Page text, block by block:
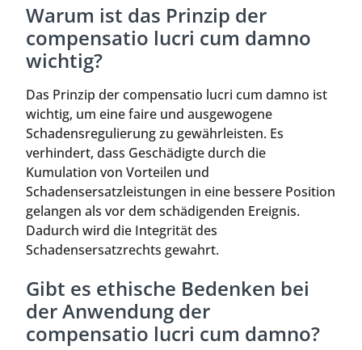
Warum ist das Prinzip der
compensatio lucri cum damno
wichtig?
Das Prinzip der compensatio lucri cum damno ist
wichtig, um eine faire und ausgewogene
Schadensregulierung zu gewährleisten. Es
verhindert, dass Geschädigte durch die
Kumulation von Vorteilen und
Schadensersatzleistungen in eine bessere Position
gelangen als vor dem schädigenden Ereignis.
Dadurch wird die Integrität des
Schadensersatzrechts gewahrt.
Gibt es ethische Bedenken bei
der Anwendung der
compensatio lucri cum damno?